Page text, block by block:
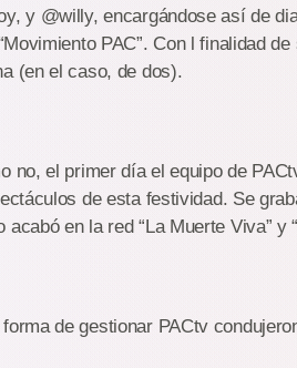
y @willy, encargándose así de
PAC”. Con l finalidad
(en el caso, de dos).
no, el primer día el equipo de
de esta festividad. Se
en la red “La Muerte Viva” y
de gestionar PACtv